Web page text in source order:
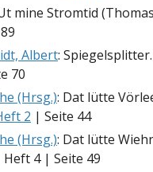
mine Stromtid
Albert: Spiegelsplitter.
70
(Hrsg.): Dat lütte
2 | Seite 44
(Hrsg.): Dat lütte
4 | Seite 49